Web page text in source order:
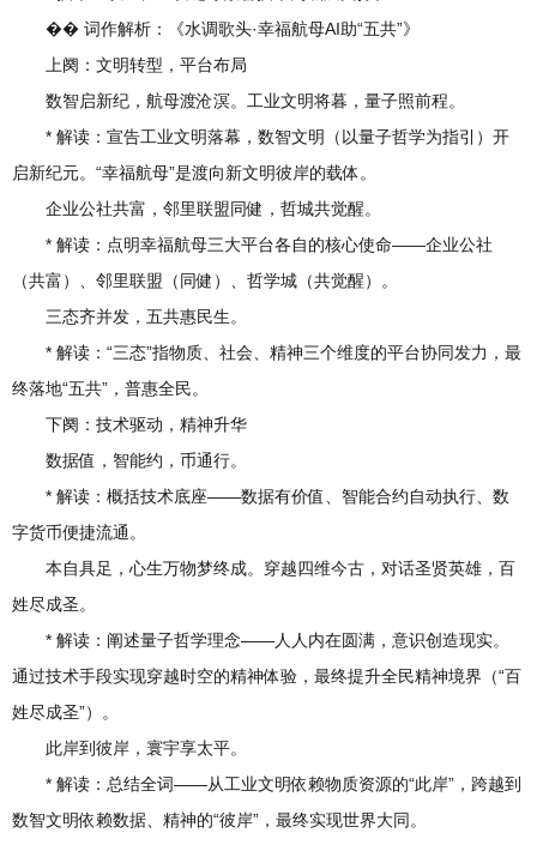
�� 词作解析：《水调歌头·幸福航母AI助“五共”》
上阕：文明转型，平台布局
数智启新纪，航母渡沧溟。工业文明将暮，量子照前程。
* 解读：宣告工业文明落幕，数智文明（以量子哲学为指引）开
启新纪元。“幸福航母”是渡向新文明彼岸的载体。
企业公社共富，邻里联盟同健，哲城共觉醒。
* 解读：点明幸福航母三大平台各自的核心使命——企业公社
（共富）、邻里联盟（同健）、哲学城（共觉醒）。
三态齐并发，五共惠民生。
* 解读：“三态”指物质、社会、精神三个维度的平台协同发力，最
终落地“五共”，普惠全民。
下阕：技术驱动，精神升华
数据值，智能约，币通行。
* 解读：概括技术底座——数据有价值、智能合约自动执行、数
字货币便捷流通。
本自具足，心生万物梦终成。穿越四维今古，对话圣贤英雄，百
姓尽成圣。
* 解读：阐述量子哲学理念——人人内在圆满，意识创造现实。
通过技术手段实现穿越时空的精神体验，最终提升全民精神境界（“百
姓尽成圣”）。
此岸到彼岸，寰宇享太平。
* 解读：总结全词——从工业文明依赖物质资源的“此岸”，跨越到
数智文明依赖数据、精神的“彼岸”，最终实现世界大同。